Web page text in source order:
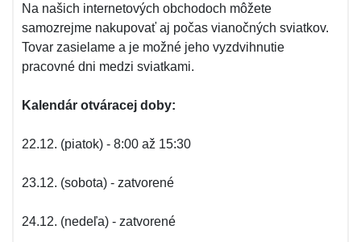
Na našich internetových obchodoch môžete
samozrejme nakupovať aj počas vianočných sviatkov.
Tovar zasielame a je možné jeho vyzdvihnutie
pracovné dni medzi sviatkami.
Kalendár otváracej doby:
22.12. (piatok) - 8:00 až 15:30
23.12. (sobota) - zatvorené
24.12. (nedeľa) - zatvorené